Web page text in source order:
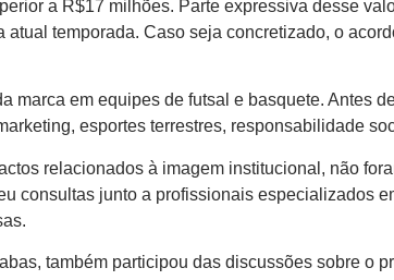
a R$17 milhões. Parte expressiva desse
temporada. Caso seja concretizado, o
em equipes de futsal e basquete. Antes
esportes terrestres, responsabilidade
relacionados à imagem institucional, não
consultas junto a profissionais especializados
também participou das discussões sobre o